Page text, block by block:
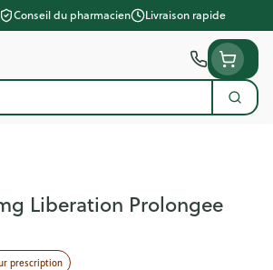
Conseil du pharmacien Livraison rapide
Liberation Prolongee
prescription